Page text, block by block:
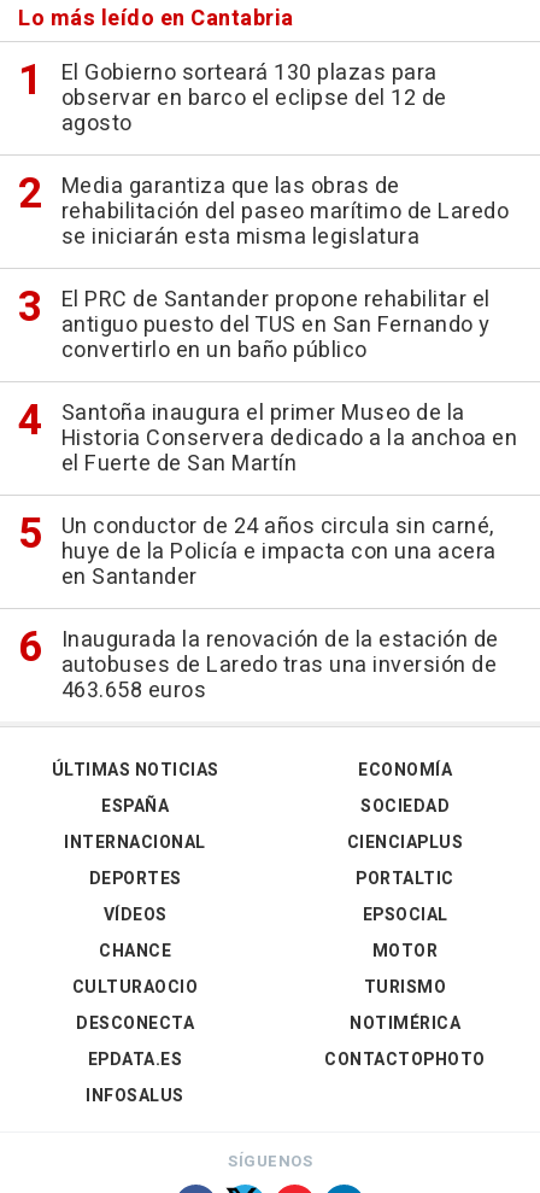
Lo más leído en Cantabria
El Gobierno sorteará 130 plazas para
observar en barco el eclipse del 12 de
agosto
Media garantiza que las obras de
rehabilitación del paseo marítimo de Laredo
se iniciarán esta misma legislatura
El PRC de Santander propone rehabilitar el
antiguo puesto del TUS en San Fernando y
convertirlo en un baño público
Santoña inaugura el primer Museo de la
Historia Conservera dedicado a la anchoa en
el Fuerte de San Martín
Un conductor de 24 años circula sin carné,
huye de la Policía e impacta con una acera
en Santander
Inaugurada la renovación de la estación de
autobuses de Laredo tras una inversión de
463.658 euros
ÚLTIMAS NOTICIAS
ESPAÑA
INTERNACIONAL
DEPORTES
VÍDEOS
ECONOMÍA
SOCIEDAD
CIENCIAPLUS
PORTALTIC
EPSOCIAL
CHANCE
CULTURAOCIO
DESCONECTA
EPDATA.ES
INFOSALUS
MOTOR
TURISMO
NOTIMÉRICA
CONTACTOPHOTO
SÍGUENOS